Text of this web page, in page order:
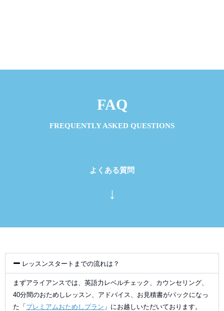
FAQ
FREQUENTLY ASKED QUESTIONS
よくある質問
↓
レッスンスタートまでの流れは？
まずアライアンスでは、英語力レベルチェック、カウンセリング、
40分間のおためしレッスン、アドバイス、お見積書がパックになっ
た「 プレミアムおためしプラン 」にお越しいただいております。